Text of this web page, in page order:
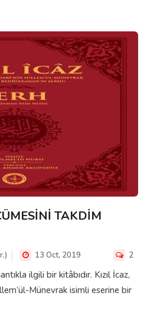
TAKDİM
13 Oct, 2019 2
ilgili bir kitâbıdır. Kızıl İcaz,
Münevrak isimli eserine bir